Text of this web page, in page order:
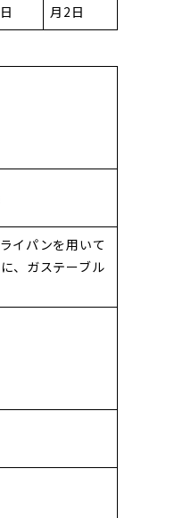
月2日
イパンを用いて
、ガステーブル